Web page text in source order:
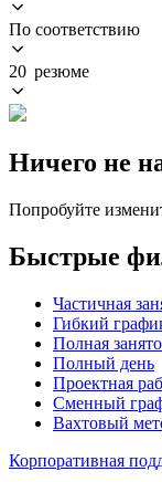
По соответствию
20 резюме
Ничего не
Попробуйте
Быстрые
Частичная
Гибкий
Полная
Полный день
Проектная
Сменный
Вахтовый
Корпоративная